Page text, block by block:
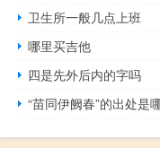
卫生所一般几点上班
哪里买吉他
四是先外后内的字吗
“苗同伊阙春”的出处是